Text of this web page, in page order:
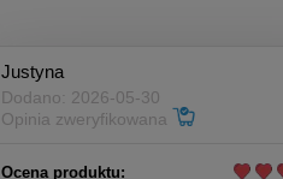
Justyna
Dodano: 2026-05-30
Opinia zweryfikowana
Ocena produktu: